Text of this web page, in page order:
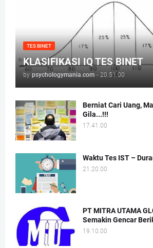
TES BINET
KLASIFIKASI IQ TES BINET
by psychologymania.com - 20.51.00
Berniat Cari Uang,
Gila...!!!
17.41.00
Waktu Tes IST –
21.20.00
PT MITRA UTAMA
Semakin Gencar
19.10.00